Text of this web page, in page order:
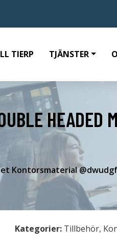
TIERP TJÄNSTER
HEADED
Kontorsmaterial
Kategorier: Tillbehör,